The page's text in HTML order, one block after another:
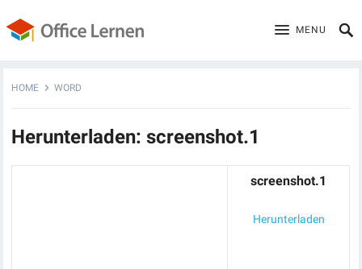
MENU
HOME WORD
Herunterladen: screenshot.1
screenshot.1
Herunterladen